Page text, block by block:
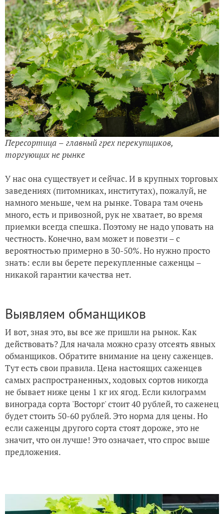
Пересортица – главный грех перекупщиков,
торгующих не рынке
У нас она существует и сейчас. И в крупных торговых
заведениях (питомниках, институтах), пожалуй, не
намного меньше, чем на рынке. Товара там очень
много, есть и привозной, рук не хватает, во время
приемки всегда спешка. Поэтому не надо уповать на
честность. Конечно, вам может и повезти – с
вероятностью примерно в 30-50%. Но нужно просто
знать: если вы берете перекупленные саженцы –
никакой гарантии качества нет.
Выявляем обманщиков
И вот, зная это, вы все же пришли на рынок. Как
действовать? Для начала можно сразу отсеять явных
обманщиков. Обратите внимание на цену саженцев.
Тут есть свои правила. Цена настоящих саженцев
самых распространенных, ходовых сортов никогда
не бывает ниже цены 1 кг их ягод. Если килограмм
винограда сорта 'Восторг' стоит 40 рублей, то саженец
будет стоить 50-60 рублей. Это норма для цены. Но
если саженцы другого сорта стоят дороже, это не
значит, что он лучше! Это означает, что спрос выше
предложения.